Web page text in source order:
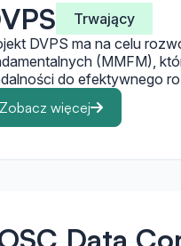
Trwający
DVPS ma na celu
(MMFM),
do efektywnego
Zobacz więcej
Data